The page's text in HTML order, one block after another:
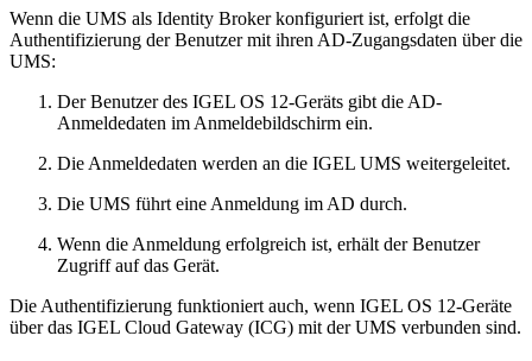
Wenn die UMS als Identity Broker konfiguriert ist, erfolgt die
Authentifizierung der Benutzer mit ihren AD-Zugangsdaten über die
UMS:
Der Benutzer des IGEL OS 12-Geräts gibt die AD-
Anmeldedaten im Anmeldebildschirm ein.
Die Anmeldedaten werden an die IGEL UMS weitergeleitet.
Die UMS führt eine Anmeldung im AD durch.
Wenn die Anmeldung erfolgreich ist, erhält der Benutzer
Zugriff auf das Gerät.
Die Authentifizierung funktioniert auch, wenn IGEL OS 12-Geräte
über das IGEL Cloud Gateway (ICG) mit der UMS verbunden sind.